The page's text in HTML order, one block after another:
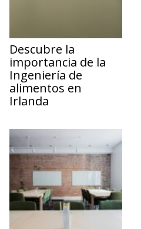
Descubre la
importancia de la
Ingeniería de
alimentos en
Irlanda